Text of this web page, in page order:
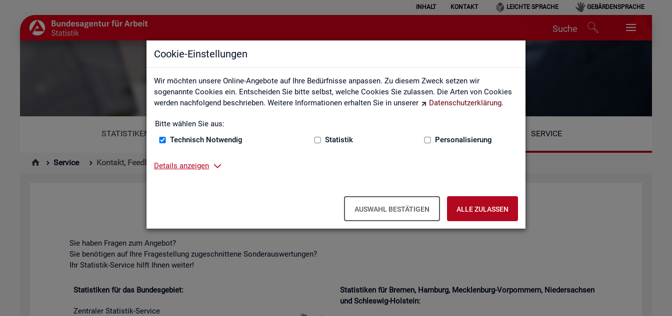
Cookie-Einstellungen
Wir möchten unsere Online-Angebote auf Ihre Bedürfnisse anpassen. Zu diesem Zweck setzen wir
sogenannte Cookies ein. Entscheiden Sie bitte selbst, welche Cookies Sie zulassen. Die Arten von Cookies
werden nachfolgend beschrieben. Weitere Informationen erhalten Sie in unserer
Datenschutzerklärung.
Bitte wählen Sie aus:
Technisch Notwendig
Statistik Personalisierung
Details anzeigen
AUSWAHL BESTÄTIGEN ALLE ZULASSEN
INHALT KONTAKT LEICHTE SPRACHE GEBÄRDENSPRACHE
Suche
Kontakt, Feedback und Kritik
STATISTIKEN SERVICE
Service Kontakt, Feedback und Kritik
Kon­takt
Nut­zen Sie die Mög­lich­keit mit uns in Kon­takt zu tre­ten!
Sie haben Fra­gen zum An­ge­bot?
Sie be­nö­ti­gen auf Ihre Fra­ge­stel­lung zu­ge­schnit­te­ne Son­der­aus­wer­tun­gen?
Ihr Sta­tis­tik-Ser­vice hilft Ihnen wei­ter!
Sta­tis­ti­ken für das Bun­des­ge­biet:
Zen­tra­ler Sta­tis­tik-Ser­vice
Sta­tis­ti­ken für Bre­men, Ham­burg, Meck­len­burg-Vor­pom­mern, Nie­der­sach­sen
und Schles­wig-Hol­stein: